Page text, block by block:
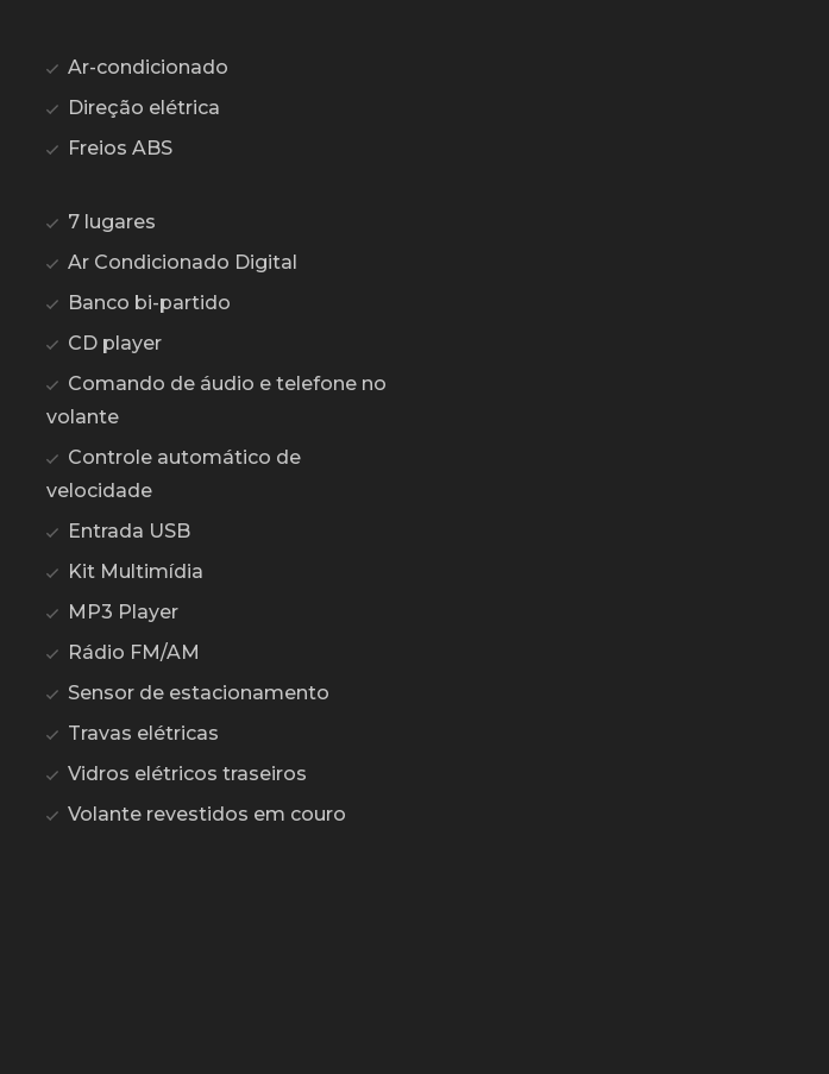
Ar-condicionado
Direção elétrica
Freios ABS
7 lugares
Ar Condicionado Digital
Banco bi-partido
CD player
Comando de áudio e telefone no
volante
Controle automático de
velocidade
Entrada USB
Kit Multimídia
MP3 Player
Rádio FM/AM
Sensor de estacionamento
Travas elétricas
Vidros elétricos traseiros
Volante revestidos em couro